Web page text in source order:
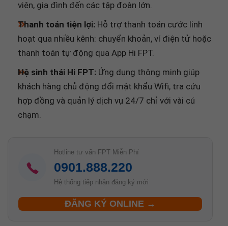
Thanh toán tiện lợi:
Hỗ trợ thanh toán cước linh
hoạt qua nhiều kênh: chuyển khoản, ví điện tử hoặc
thanh toán tự động qua App Hi FPT.
Hệ sinh thái Hi FPT:
Ứng dụng thông minh giúp
khách hàng chủ động đổi mật khẩu Wifi, tra cứu
hợp đồng và quản lý dịch vụ 24/7 chỉ với vài cú
chạm.
0901.888.220
Hệ thống tiếp nhận đăng ký mới